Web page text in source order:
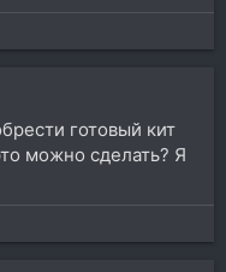
готовый кит
можно сделать? Я